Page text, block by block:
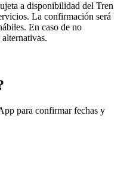
a disponibilidad del Tren
La confirmación será
En caso de no
para confirmar fechas y